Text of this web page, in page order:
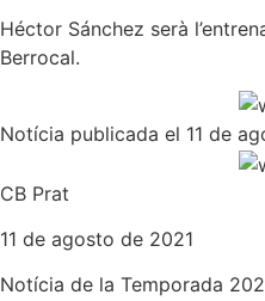
Héctor Sánchez serà
Berrocal.
Notícia publicada el 11 de
CB Prat
11 de agosto de 2021
Notícia de la Temporada